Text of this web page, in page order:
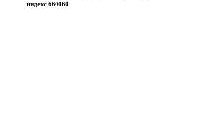
индекс 660060